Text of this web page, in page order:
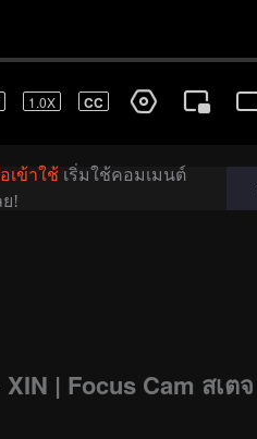
XIN | Focus Cam สเตจ